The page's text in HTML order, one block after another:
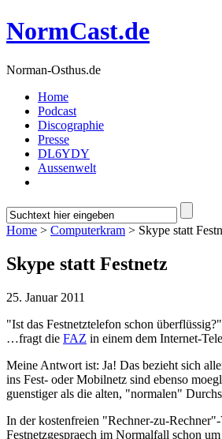
NormCast.de
Norman-Osthus.de
Home
Podcast
Discographie
Presse
DL6YDY
Aussenwelt
Home > Computerkram > Skype statt
Skype statt Festnetz
25. Januar 2011
"Ist das Festnetztelefon schon überflüssig?"
…fragt die FAZ in einem dem Internet-
Meine Antwort ist: Ja! Das bezieht sich
ins Fest- oder Mobilnetz sind ebenso
guenstiger als die alten, "normalen"
In der kostenfreien "Rechner-zu-
Festnetzgespraech im Normalfall schon